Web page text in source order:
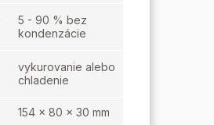
5 - 90 % bez
kondenzácie
vykurovanie alebo
chladenie
154 x 80 x 30 mm